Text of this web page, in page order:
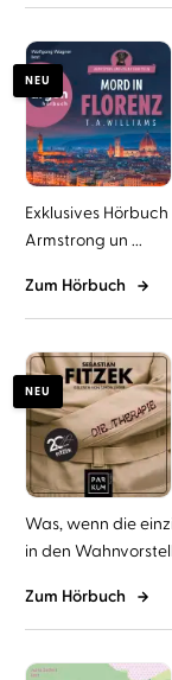
NEU
Exklusives
Armstrong un ...
Zum Hörbuch
NEU
Was, wenn die
in den
Zum Hörbuch